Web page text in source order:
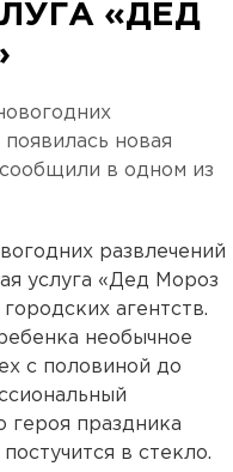
«ДЕД
новая
в одном из
развлечений
услуга «Дед Мороз
агентств.
необычное
с половиной до
героя праздника
в стекло.